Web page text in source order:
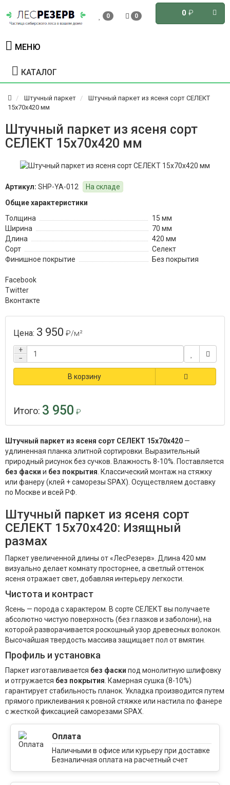
0 ₽
0 0
МЕНЮ
КАТАЛОГ
Штучный паркет
Штучный паркет из ясеня сорт СЕЛЕКТ
15x70x420 мм
Штучный паркет из ясеня сорт
СЕЛЕКТ 15x70x420 мм
Артикул: SHP-YA-012
На складе
Общие характеристики
Толщина
15 мм
Ширина
70 мм
Длина
420 мм
Сорт
Селект
Финишное покрытие
Без покрытия
Facebook
Twitter
Вконтакте
Цена: 3 950 ₽/м²
+
−
В корзину
Итого: 3 950 ₽
Штучный паркет из ясеня сорт СЕЛЕКТ 15x70x420 —
удлиненная планка элитной сортировки. Выразительный
природный рисунок без сучков. Влажность 8-10%. Поставляется
без фаски и без покрытия . Классический монтаж на стяжку
или фанеру (клей + саморезы SPAX). Осуществляем доставку
по Москве и всей РФ.
Штучный паркет из ясеня сорт
СЕЛЕКТ 15x70x420: Изящный
размах
Паркет увеличенной длины от «ЛесРезерв». Длина 420 мм
визуально делает комнату просторнее, а светлый оттенок
ясеня отражает свет, добавляя интерьеру легкости.
Чистота и контраст
Ясень — порода с характером. В сорте СЕЛЕКТ вы получаете
абсолютно чистую поверхность (без глазков и заболони), на
которой разворачивается роскошный узор древесных волокон.
Высочайшая твердость массива защищает пол от вмятин.
Профиль и установка
Паркет изготавливается без фаски под монолитную шлифовку
и отгружается без покрытия . Камерная сушка (8-10%)
гарантирует стабильность планок. Укладка производится путем
прямого приклеивания к ровной стяжке или настила по фанере
с жесткой фиксацией саморезами SPAX.
Оплата
Наличными в офисе или курьеру при доставке
Безналичная оплата на расчетный счет